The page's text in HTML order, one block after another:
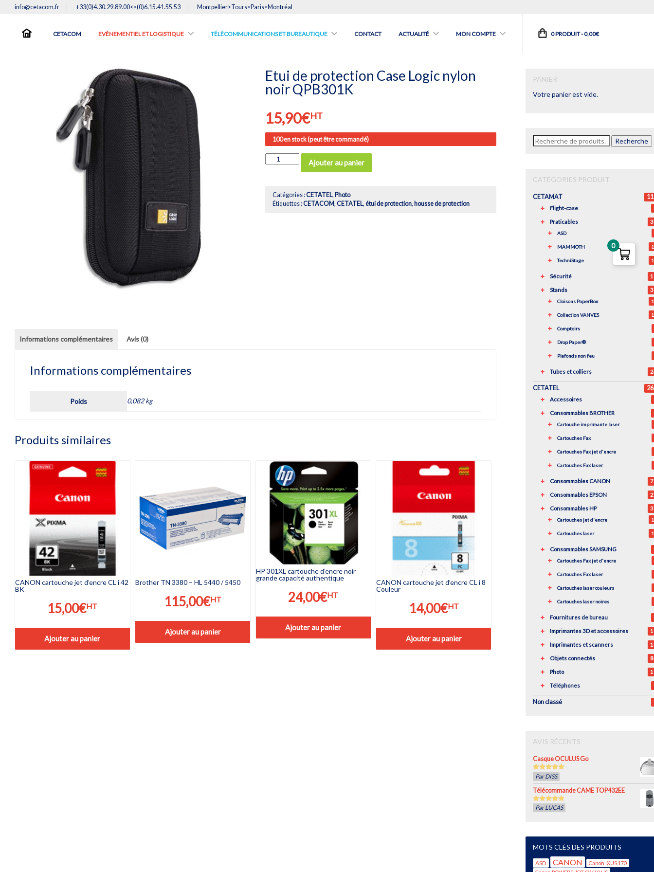
info@cetacom.fr +33(0)4.30.29.89.00<>(0)6.15.41.55.53 Montpellier>Tours>Paris>Montréal
CETACOM EVÉNEMENTIEL ET LOGISTIQUE TÉLÉCOMMUNICATIONS ET BUREAUTIQUE CONTACT ACTUALITÉ MON COMPTE 0 PRODUIT -0,00€
Etui de protection Case Logic nylon
noir QPB301K
15,90€HT
100 en stock (peut être commandé)
quantité
de
protection
Case
Ajouter au panier
Catégories :CETATEL, Photo
Étiquettes :CETACOM, CETATEL, étui de protection, housse de protection
Informations complémentaires Avis (0)
Informations complémentaires
Poids 0,082 kg
Produits similaires
CANON cartouche jet d’encre CL i 42
BK
15,00€HT
Ajouter au panier
Brother TN 3380 – HL 5440 / 5450
115,00€HT
Ajouter au panier
HP 301XL cartouche d’encre noir
grande capacité authentique
24,00€HT
Ajouter au panier
CANON cartouche jet d’encre CL i 8
Couleur
14,00€HT
Ajouter au panier
PANIER
Votre panier est vide.
Recherche
pour :
Recherche
CATÉGORIES PRODUIT
CETAMAT
Flight-case
Praticables
ASD
MAMMOTH
TechniStage
Sécurité
Stands
Cloisons PaperBox
Collection VANVES
Comptoirs
Drop Paper®
Plafonds non feu
Tubes et colliers
CETATEL
Accessoires
Consommables BROTHER
Cartouche imprimante laser
Cartouches Fax
Cartouches Fax jet d'encre
Cartouches Fax laser
Consommables CANON
Consommables EPSON
Consommables HP
Cartouches jet d'encre
Cartouches laser
Consommables SAMSUNG
Cartouches Fax jet d'encre
Cartouches Fax laser
Cartouches laser couleurs
Cartouches laser noires
Fournitures de bureau
Imprimantes 3D et accessoires
Imprimantes et scanners
Objets connectés
Photo
Téléphones
Non classé
AVIS RÉCENTS
Casque OCULUS Go
out of 5
Par DISS
Télécommande CAME TOP432EE
out of 5
Par LUCAS
MOTS CLÉS DES PRODUITS
ASD CANON
Canon IXUS 170
0